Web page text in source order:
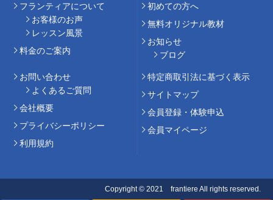
フランティアについて
お客様のお声
レッスン風景
料⾦のご案内
初めての⽅へ
無料オリジナル教材
お知らせ
ブログ
お問い合わせ
よくあるご質問
会社概要
プライバシーポリシー
利用規約
特定商取引法に基づく表示
サイトマップ
会員登録・体験申込
会員マイページ
Copyright © 2021 frantiere All rights reserved.